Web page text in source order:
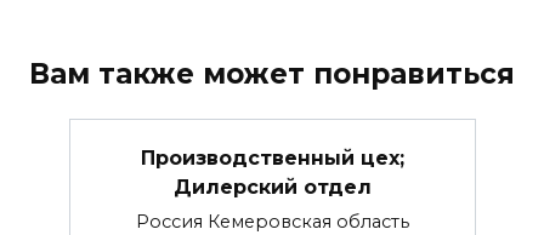
Вам также может понравиться
Производственный цех;
Дилерский отдел
Россия Кемеровская область